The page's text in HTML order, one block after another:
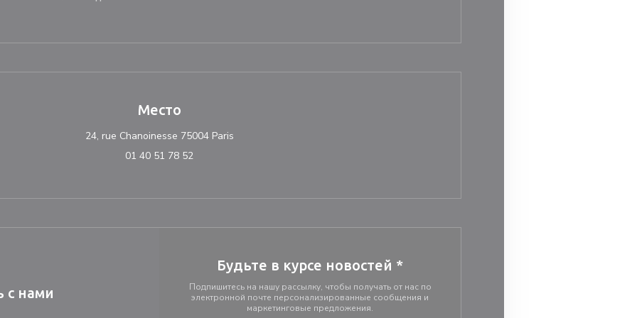
Место
24, rue Chanoinesse 75004 Paris((открывается в новом окне))
01 40 51 78 52
с нами
Будьте в курсе новостей *
Подпишитесь на нашу рассылку, чтобы получать от нас по
электронной почте персонализированные сообщения и
маркетинговые предложения.